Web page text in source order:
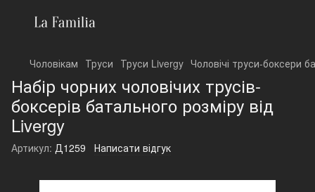
Чоловікам Труси Труси Livergy Чоловічі труси-боксери
Набір чорних чоловічих трусів-
боксерів батального розміру від
Livergy
Артикул: Д1259 Написати відгук